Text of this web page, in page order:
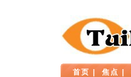
首页 焦点